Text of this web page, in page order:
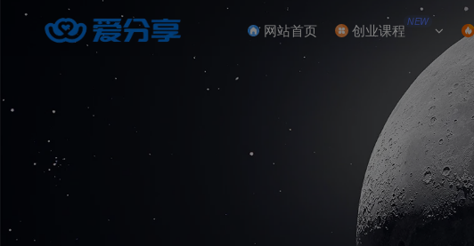
网站首页 创业课程 NEW